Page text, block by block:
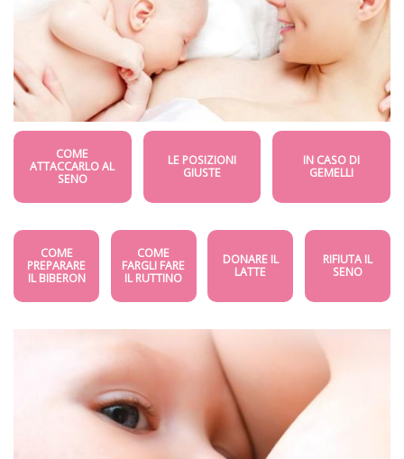
COME
ATTACCARLO AL
SENO
LE POSIZIONI
GIUSTE
IN CASO DI
GEMELLI
COME
PREPARARE
IL BIBERON
COME
FARGLI FARE
IL RUTTINO
DONARE IL
LATTE
RIFIUTA IL
SENO